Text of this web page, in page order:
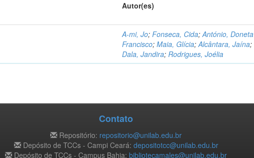
Autor(es)
A-mi, Jo;Fonseca, Cida;António, Doneta
Francisco;Maia, Glícia;Alcântara, Jaína;
Dala, Jandira;Rodrigues, Joélia
Contato
Repositório: repositorio@unilab.edu.br
Depósito de TCCs - Campi Ceará: depositotcc@unilab.edu.br
Depósito de TCCs - Campus Bahia: bibliotecamales@unilab.edu.br